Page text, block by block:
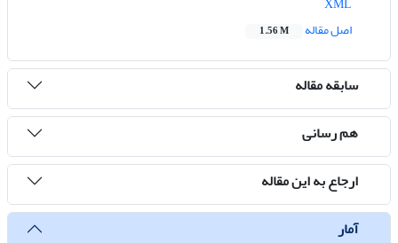
اصل مقاله
1.56 M
سابقه مقاله
هم رسانی
ارجاع به این مقاله
آمار